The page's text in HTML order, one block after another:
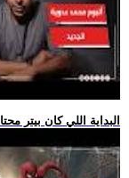
.. فيلم Spider-Man: Brand New Day | البداية اللي كان بيتر محتا